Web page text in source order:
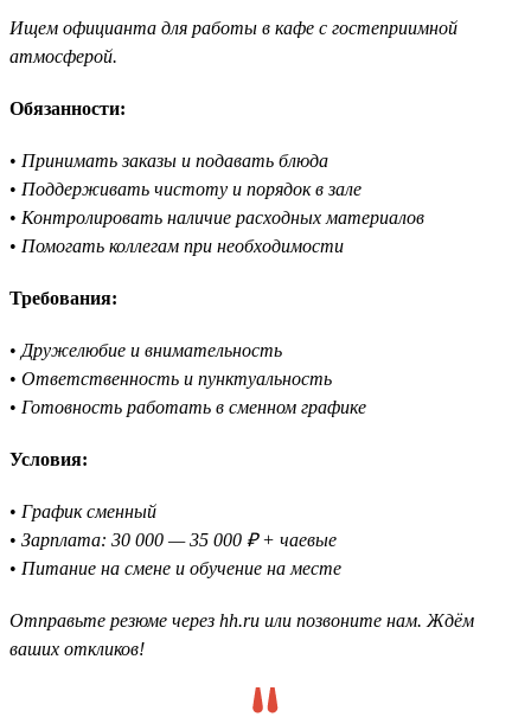
Ищем официанта для работы в кафе с гостеприимной
атмосферой.
Обязанности:
• Принимать заказы и подавать блюда
• Поддерживать чистоту и порядок в зале
• Контролировать наличие расходных материалов
• Помогать коллегам при необходимости
Требования:
• Дружелюбие и внимательность
• Ответственность и пунктуальность
• Готовность работать в сменном графике
Условия:
• График сменный
• Зарплата: 30 000 — 35 000 ₽ + чаевые
• Питание на смене и обучение на месте
Отправьте резюме через hh.ru или позвоните нам. Ждём
ваших откликов!